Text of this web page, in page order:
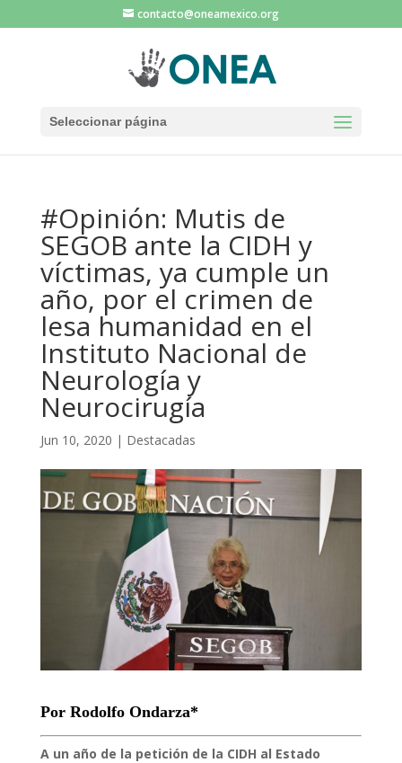
contacto@oneamexico.org
Seleccionar página
#Opinión: Mutis de
SEGOB ante la CIDH y
víctimas, ya cumple un
año, por el crimen de
lesa humanidad en el
Instituto Nacional de
Neurología y
Neurocirugía
Jun 10, 2020 | Destacadas
Por Rodolfo Ondarza*
A un año de la petición de la CIDH al Estado